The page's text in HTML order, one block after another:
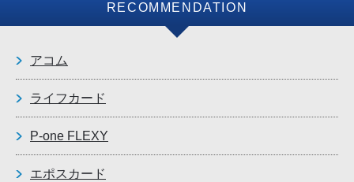
RECOMMENDATION
アコム
ライフカード
P-one FLEXY
エポスカード